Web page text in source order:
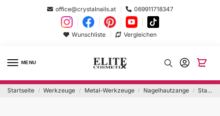
office@crystalnails.at 069911718347
Wunschliste Vergleichen
MENU
Startseite / Werkzeuge / Metal-Werkzeuge / Nagelhautzange / Staleks Nagelhautzange EXPERT 90/5mm